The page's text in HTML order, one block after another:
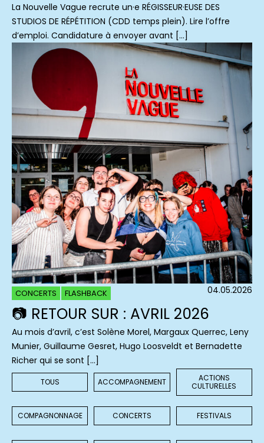
La Nouvelle Vague recrute un·e RÉGISSEUR·EUSE DES
STUDIOS DE RÉPÉTITION (CDD temps plein). Lire l’offre
d’emploi. Candidature à envoyer avant […]
CONCERTS FLASHBACK 04.05.2026
📷 RETOUR SUR : AVRIL 2026
Au mois d’avril, c’est Solène Morel, Margaux Querrec, Leny
Munier, Guillaume Gesret, Hugo Loosveldt et Bernadette
Richer qui se sont […]
TOUS ACCOMPAGNEMENT
ACTIONS
CULTURELLES
COMPAGNONNAGE CONCERTS FESTIVALS